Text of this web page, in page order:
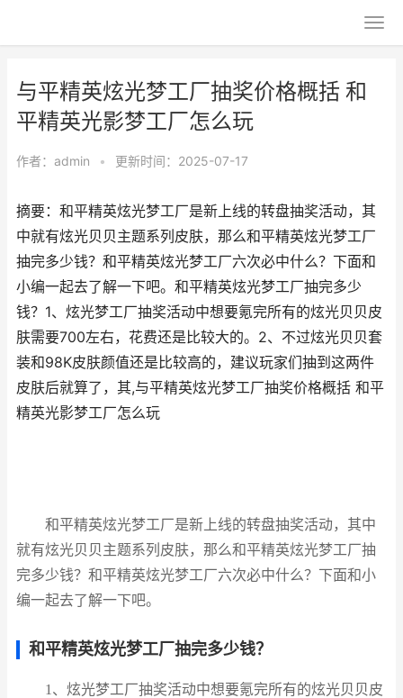
与平精英炫光梦工厂抽奖价格概括 和
平精英光影梦工厂怎么玩
作者： admin • 更新时间：2025-07-17
摘要：和平精英炫光梦工厂是新上线的转盘抽奖活动，其
中就有炫光贝贝主题系列皮肤，那么和平精英炫光梦工厂
抽完多少钱？和平精英炫光梦工厂六次必中什么？下面和
小编一起去了解一下吧。和平精英炫光梦工厂抽完多少
钱？1、炫光梦工厂抽奖活动中想要氪完所有的炫光贝贝皮
肤需要700左右，花费还是比较大的。2、不过炫光贝贝套
装和98K皮肤颜值还是比较高的，建议玩家们抽到这两件
皮肤后就算了，其,与平精英炫光梦工厂抽奖价格概括 和平
精英光影梦工厂怎么玩
和平精英炫光梦工厂是新上线的转盘抽奖活动，其中
就有炫光贝贝主题系列皮肤，那么和平精英炫光梦工厂抽
完多少钱？和平精英炫光梦工厂六次必中什么？下面和小
编一起去了解一下吧。
和平精英炫光梦工厂抽完多少钱？
1、炫光梦工厂抽奖活动中想要氪完所有的炫光贝贝皮